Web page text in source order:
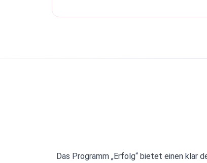
Das Programm „Erfolg“ bietet einen